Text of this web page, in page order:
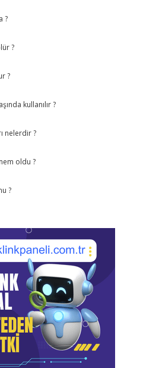
?
?
?
kullanılır ?
nelerdir ?
oldu ?
?